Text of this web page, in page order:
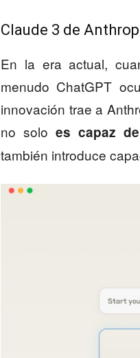
Claude 3 de
En la era actual,
menudo ChatGPT
innovación trae a
no solo es capaz
también introduce